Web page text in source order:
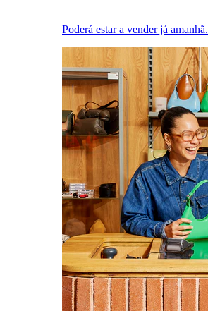
Poderá estar a vender já amanhã.